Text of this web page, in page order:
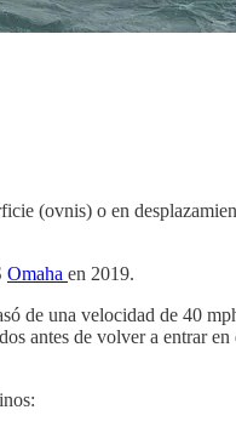
(ovnis) o en
Omaha en 2019.
de una velocidad de 40
antes de volver a entrar